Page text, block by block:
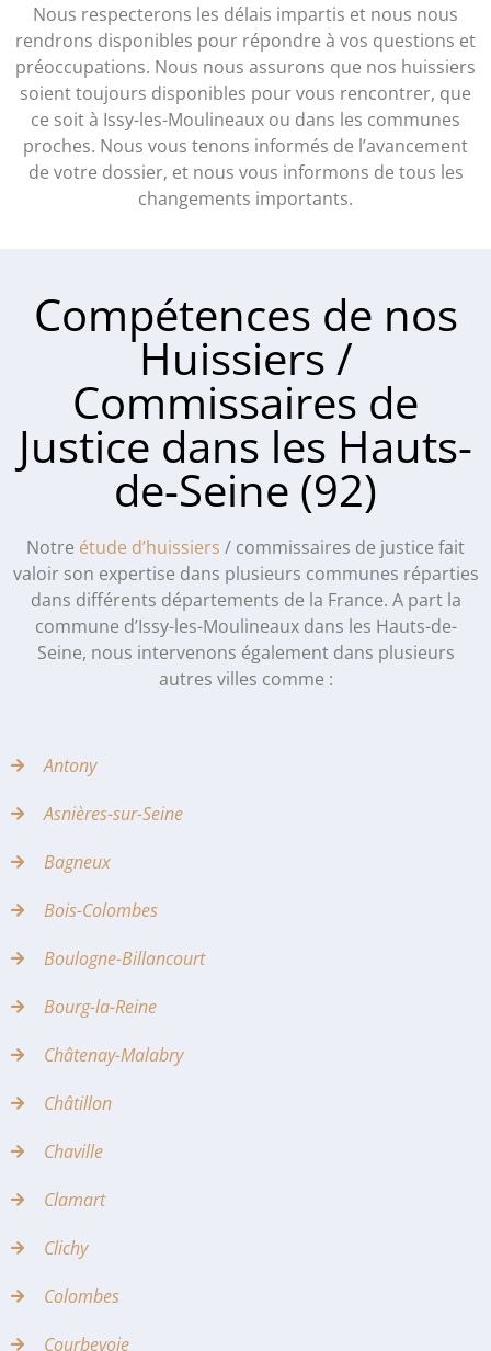
Nous respecterons les délais impartis et nous nous
rendrons disponibles pour répondre à vos questions et
préoccupations. Nous nous assurons que nos huissiers
soient toujours disponibles pour vous rencontrer, que
ce soit à Issy-les-Moulineaux ou dans les communes
proches. Nous vous tenons informés de l’avancement
de votre dossier, et nous vous informons de tous les
changements importants.
Compétences de nos
Huissiers /
Commissaires de
Justice dans les Hauts-
de-Seine (92)
Notre étude d’huissiers / commissaires de justice fait
valoir son expertise dans plusieurs communes réparties
dans différents départements de la France. A part la
commune d’Issy-les-Moulineaux dans les Hauts-de-
Seine, nous intervenons également dans plusieurs
autres villes comme :
Antony
Asnières-sur-Seine
Bagneux
Bois-Colombes
Boulogne-Billancourt
Bourg-la-Reine
Châtenay-Malabry
Châtillon
Chaville
Clamart
Clichy
Colombes
Courbevoie